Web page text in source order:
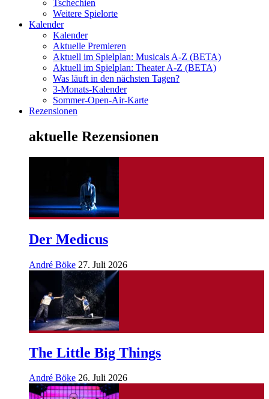
Tschechien
Weitere Spielorte
Kalender
Kalender
Aktuelle Premieren
Aktuell im Spielplan: Musicals A-Z (BETA)
Aktuell im Spielplan: Theater A-Z (BETA)
Was läuft in den nächsten Tagen?
3-Monats-Kalender
Sommer-Open-Air-Karte
Rezensionen
aktuelle Rezensionen
Der Medicus
André Böke 27. Juli 2026
The Little Big Things
André Böke 26. Juli 2026